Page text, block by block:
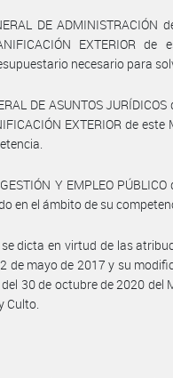
DE ADMINISTRACIÓN
EXTERIOR
necesario para
DE ASUNTOS
EXTERIOR de
Y EMPLEO
en el ámbito de su
dicta en virtud de las
de mayo de 2017 y su
30 de octubre de 2020 del
Culto.